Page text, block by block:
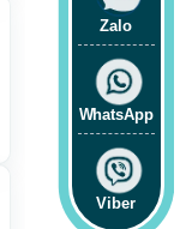
Zalo
WhatsApp
Viber